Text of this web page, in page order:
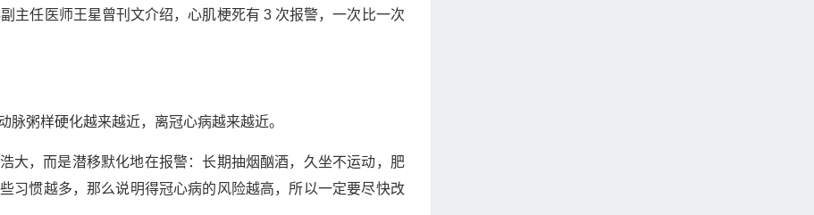
主任医师王星曾刊文介绍，心肌梗死有 3 次报警，一次比一次
脉粥样硬化越来越近，离冠心病越来越近。
大，而是潜移默化地在报警：长期抽烟酗酒，久坐不运动，肥
习惯越多，那么说明得冠心病的风险越高，所以一定要尽快改